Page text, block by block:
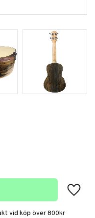
Lägg
vid köp över 800kr